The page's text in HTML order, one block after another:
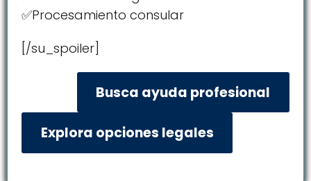
✅Procesamiento consular
[/su_spoiler]
Busca ayuda profesional
Explora opciones legales